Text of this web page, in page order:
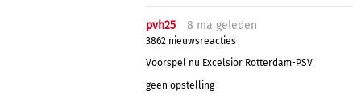
pvh25 8 ma geleden
3862 nieuwsreacties
Voorspel nu Excelsior Rotterdam-PSV
geen opstelling